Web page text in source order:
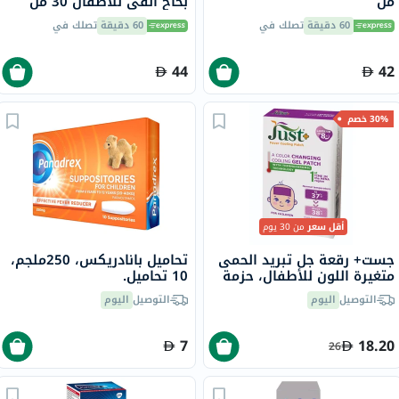
60 دقيقة تصلك في
42
60 دقيقة تصلك في
44
30% خصم
أقل سعرمن 30 يوم
جست+ رقعة جل تبريد الحمى
متغيرة اللون للأطفال، حزمة
من 4التوصيل اليوم
18.20
26
تحاميل بانادريكس، 250ملجم،
10 تحاميل.
التوصيل اليوم
7